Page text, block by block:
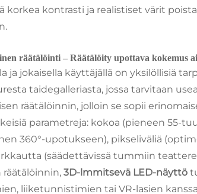
korkea kontrasti ja realistiset värit
räätälöinti – Räätälöity upottava kokemus
ja jokaisella käyttäjällä on yksilöllisiä
taidegalleriasta, jossa tarvitaan
räätälöinnin, jolloin se sopii
parametreja: kokoa (pieneen 55-
360°-upotukseen), pikseliväliä
(säädettävissä tummiin
räätälöinnin, 3D-lmmitsevä LED-näyttö
liiketunnistimien tai VR-lasien